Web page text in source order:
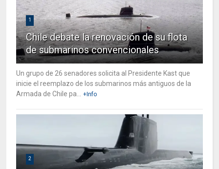
1
Chile debate la renovación de su flota
de submarinos convencionales
Un grupo de 26 senadores solicita al Presidente Kast que
inicie el reemplazo de los submarinos más antiguos de la
Armada de Chile pa...
+Info
2